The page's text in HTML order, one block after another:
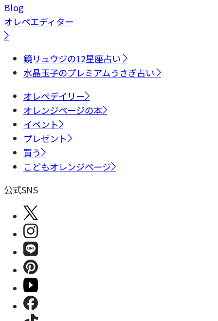
Blog
オレペエディター
鏡リュウジの12星座占い
水晶玉子のプレミアムうさぎ占い
オレペデイリー
オレンジページの本
イベント
プレゼント
買う
こどもオレンジページ
公式SNS